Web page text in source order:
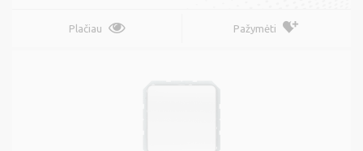
Plačiau Pažymėti